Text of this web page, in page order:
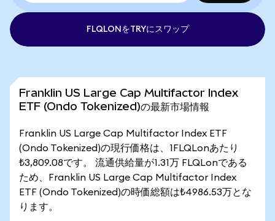
FLQLONをTRYにスワップ
Franklin US Large Cap Multifactor Index
ETF (Ondo Tokenized)の最新市場情報
Franklin US Large Cap Multifactor Index ETF
(Ondo Tokenized)の現行価格は、1FLQLonあたり
₺3,809.08です。 流通供給量が1.31万 FLQLonである
ため、Franklin US Large Cap Multifactor Index
ETF (Ondo Tokenized)の時価総額は₺4986.53万とな
ります。